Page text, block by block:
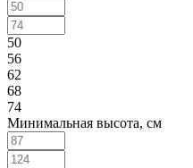
50
56
62
68
74
Минимальная высота, см